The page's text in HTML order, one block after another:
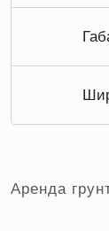
Аренда